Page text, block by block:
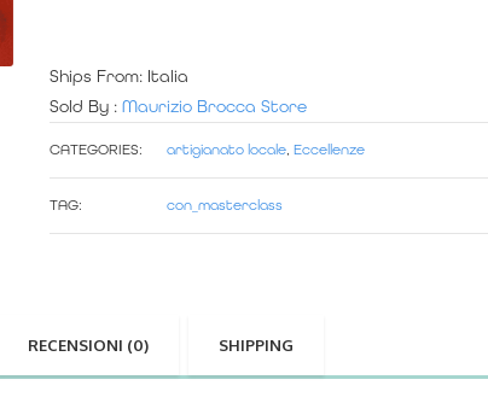
Ships From: Italia
Sold By :Maurizio Brocca Store
CATEGORIES: artigianato locale,Eccellenze
TAG: con_masterclass
RECENSIONI (0) SHIPPING